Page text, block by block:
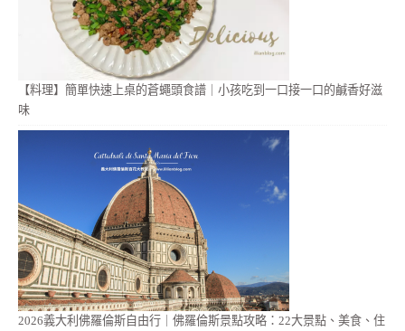
【料理】簡單快速上桌的蒼蠅頭食譜｜小孩吃到一口接一口的鹹香好滋
味
2026義大利佛羅倫斯自由行｜佛羅倫斯景點攻略：22大景點、美食、住